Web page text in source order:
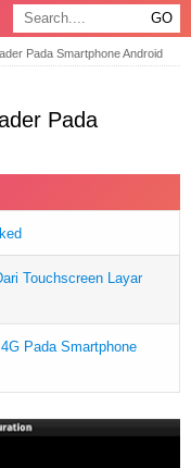
Pada Smartphone Android
Pada
Touchscreen Layar
Pada Smartphone